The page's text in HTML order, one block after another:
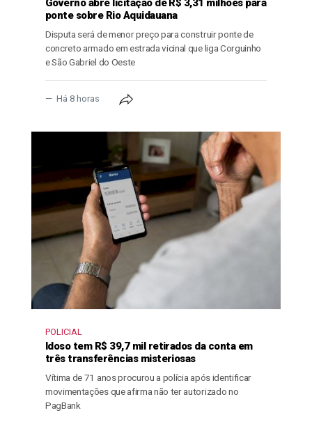
Governo abre licitação de R$ 3,31 milhões para
ponte sobre Rio Aquidauana
Disputa será de menor preço para construir ponte de
concreto armado em estrada vicinal que liga Corguinho
e São Gabriel do Oeste
Há 8 horas
POLICIAL
Idoso tem R$ 39,7 mil retirados da conta em
três transferências misteriosas
Vítima de 71 anos procurou a polícia após identificar
movimentações que afirma não ter autorizado no
PagBank